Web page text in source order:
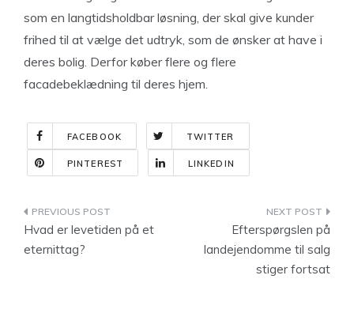
som en langtidsholdbar løsning, der skal give kunder
frihed til at vælge det udtryk, som de ønsker at have i
deres bolig. Derfor køber flere og flere
facadebeklædning til deres hjem.
FACEBOOK TWITTER
PINTEREST LINKEDIN
Indlægsnavigation
Hvad er levetiden på et
eternittag?
Efterspørgslen på
landejendomme til salg
stiger fortsat